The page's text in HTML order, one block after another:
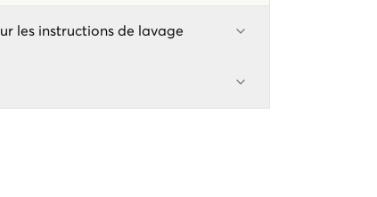
les instructions de lavage